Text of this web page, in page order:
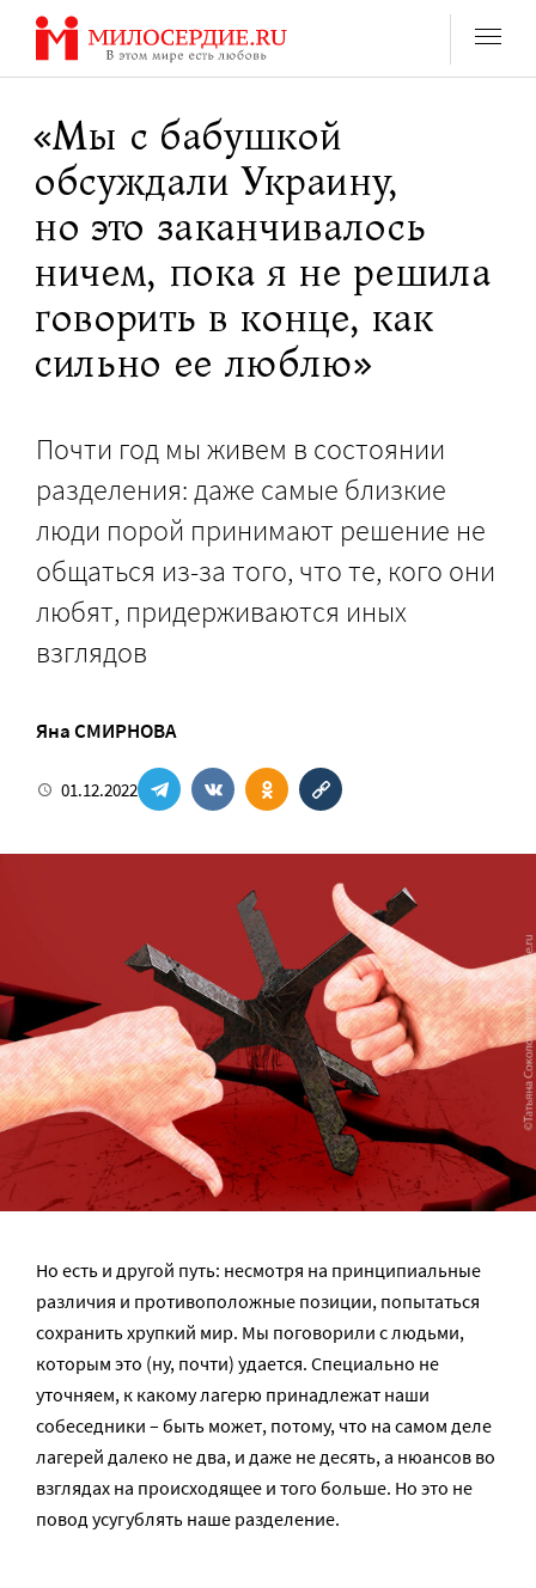
Перейти
содержанию
«Мы с бабушкой
обсуждали Украину,
но это заканчивалось
ничем, пока я не решила
говорить в конце, как
сильно ее люблю»
Почти год мы живем в состоянии
разделения: даже самые близкие
люди порой принимают решение не
общаться из-за того, что те, кого они
любят, придерживаются иных
взглядов
Яна СМИРНОВА
01.12.2022
Но есть и другой путь: несмотря на принципиальные
различия и противоположные позиции, попытаться
сохранить хрупкий мир. Мы поговорили с людьми,
которым это (ну, почти) удается. Специально не
уточняем, к какому лагерю принадлежат наши
собеседники – быть может, потому, что на самом деле
лагерей далеко не два, и даже не десять, а нюансов во
взглядах на происходящее и того больше. Но это не
повод усугублять наше разделение.